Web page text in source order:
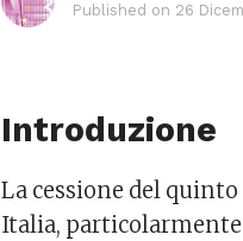
Published on 26
Introduzione
La cessione del
Italia,